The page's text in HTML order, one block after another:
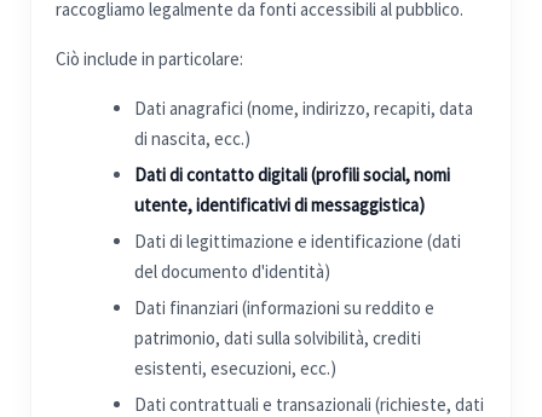
raccogliamo legalmente da fonti accessibili al pubblico.
Ciò include in particolare:
Dati anagrafici (nome, indirizzo, recapiti, data
di nascita, ecc.)
Dati di contatto digitali (profili social, nomi
utente, identificativi di messaggistica)
Dati di legittimazione e identificazione (dati
del documento d'identità)
Dati finanziari (informazioni su reddito e
patrimonio, dati sulla solvibilità, crediti
esistenti, esecuzioni, ecc.)
Dati contrattuali e transazionali (richieste, dati